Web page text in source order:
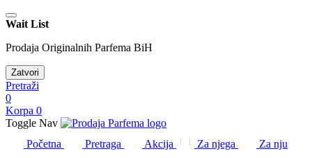
Wait List
Prodaja Originalnih Parfema BiH
Zatvori
Pretraži
0
Korpa 0
Toggle Nav
Početna
Pretraga Akcija Za njega
Za nju